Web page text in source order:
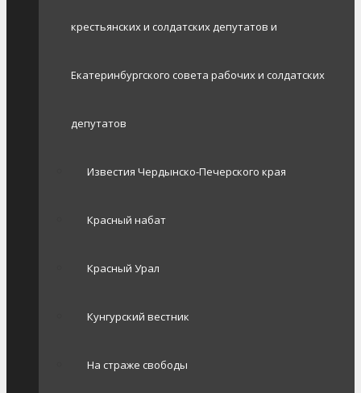
крестьянских и солдатских депутатов и
Екатеринбургского совета рабочих и солдатских
депутатов
Известия Чердынско-Печерского края
Красный набат
Красный Урал
Кунгурский вестник
На страже свободы